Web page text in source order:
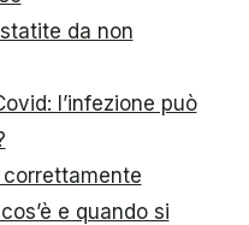
da non
l’infezione può
e quando si